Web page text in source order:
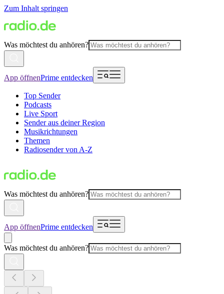
Zum Inhalt springen
Was möchtest du anhören?
App öffnenPrime entdecken
Top Sender
Podcasts
Live Sport
Sender aus deiner Region
Musikrichtungen
Themen
Radiosender von A-Z
Was möchtest du anhören?
App öffnenPrime entdecken
Was möchtest du anhören?